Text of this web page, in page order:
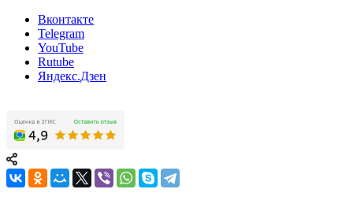
Вконтакте
Telegram
YouTube
Rutube
Яндекс.Дзен